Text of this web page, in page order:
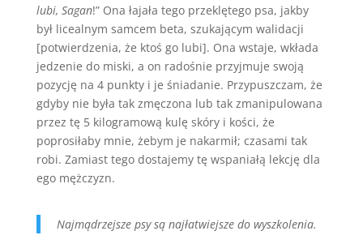
lubi, Sagan!” Ona łajała tego przeklętego psa, jakby
był licealnym samcem beta, szukającym walidacji
[potwierdzenia, że ktoś go lubi]. Ona wstaje, wkłada
jedzenie do miski, a on radośnie przyjmuje swoją
pozycję na 4 punkty i je śniadanie. Przypuszczam, że
gdyby nie była tak zmęczona lub tak zmanipulowana
przez tę 5 kilogramową kulę skóry i kości, że
poprosiłaby mnie, żebym je nakarmił; czasami tak
robi. Zamiast tego dostajemy tę wspaniałą lekcję dla
ego mężczyzn.
Najmądrzejsze psy są najłatwiejsze do wyszkolenia.